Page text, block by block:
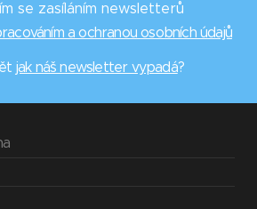
se zasíláním newsletterů
a ochranou osobních údajů
jak náš newsletter vypadá?